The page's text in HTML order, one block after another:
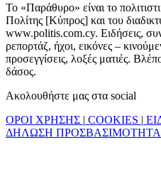
Το «Παράθυρο» είναι το
Πολίτης [Κύπρος] και του
www.politis.com.cy. Ειδήσεις,
ρεπορτάζ, ήχοι, εικόνες –
προσεγγίσεις, λοξές ματιές.
δάσος.
Ακολουθήστε μας στα social
ΟΡΟΙ ΧΡΗΣΗΣ | COOKIES |
ΔΗΛΩΣΗ